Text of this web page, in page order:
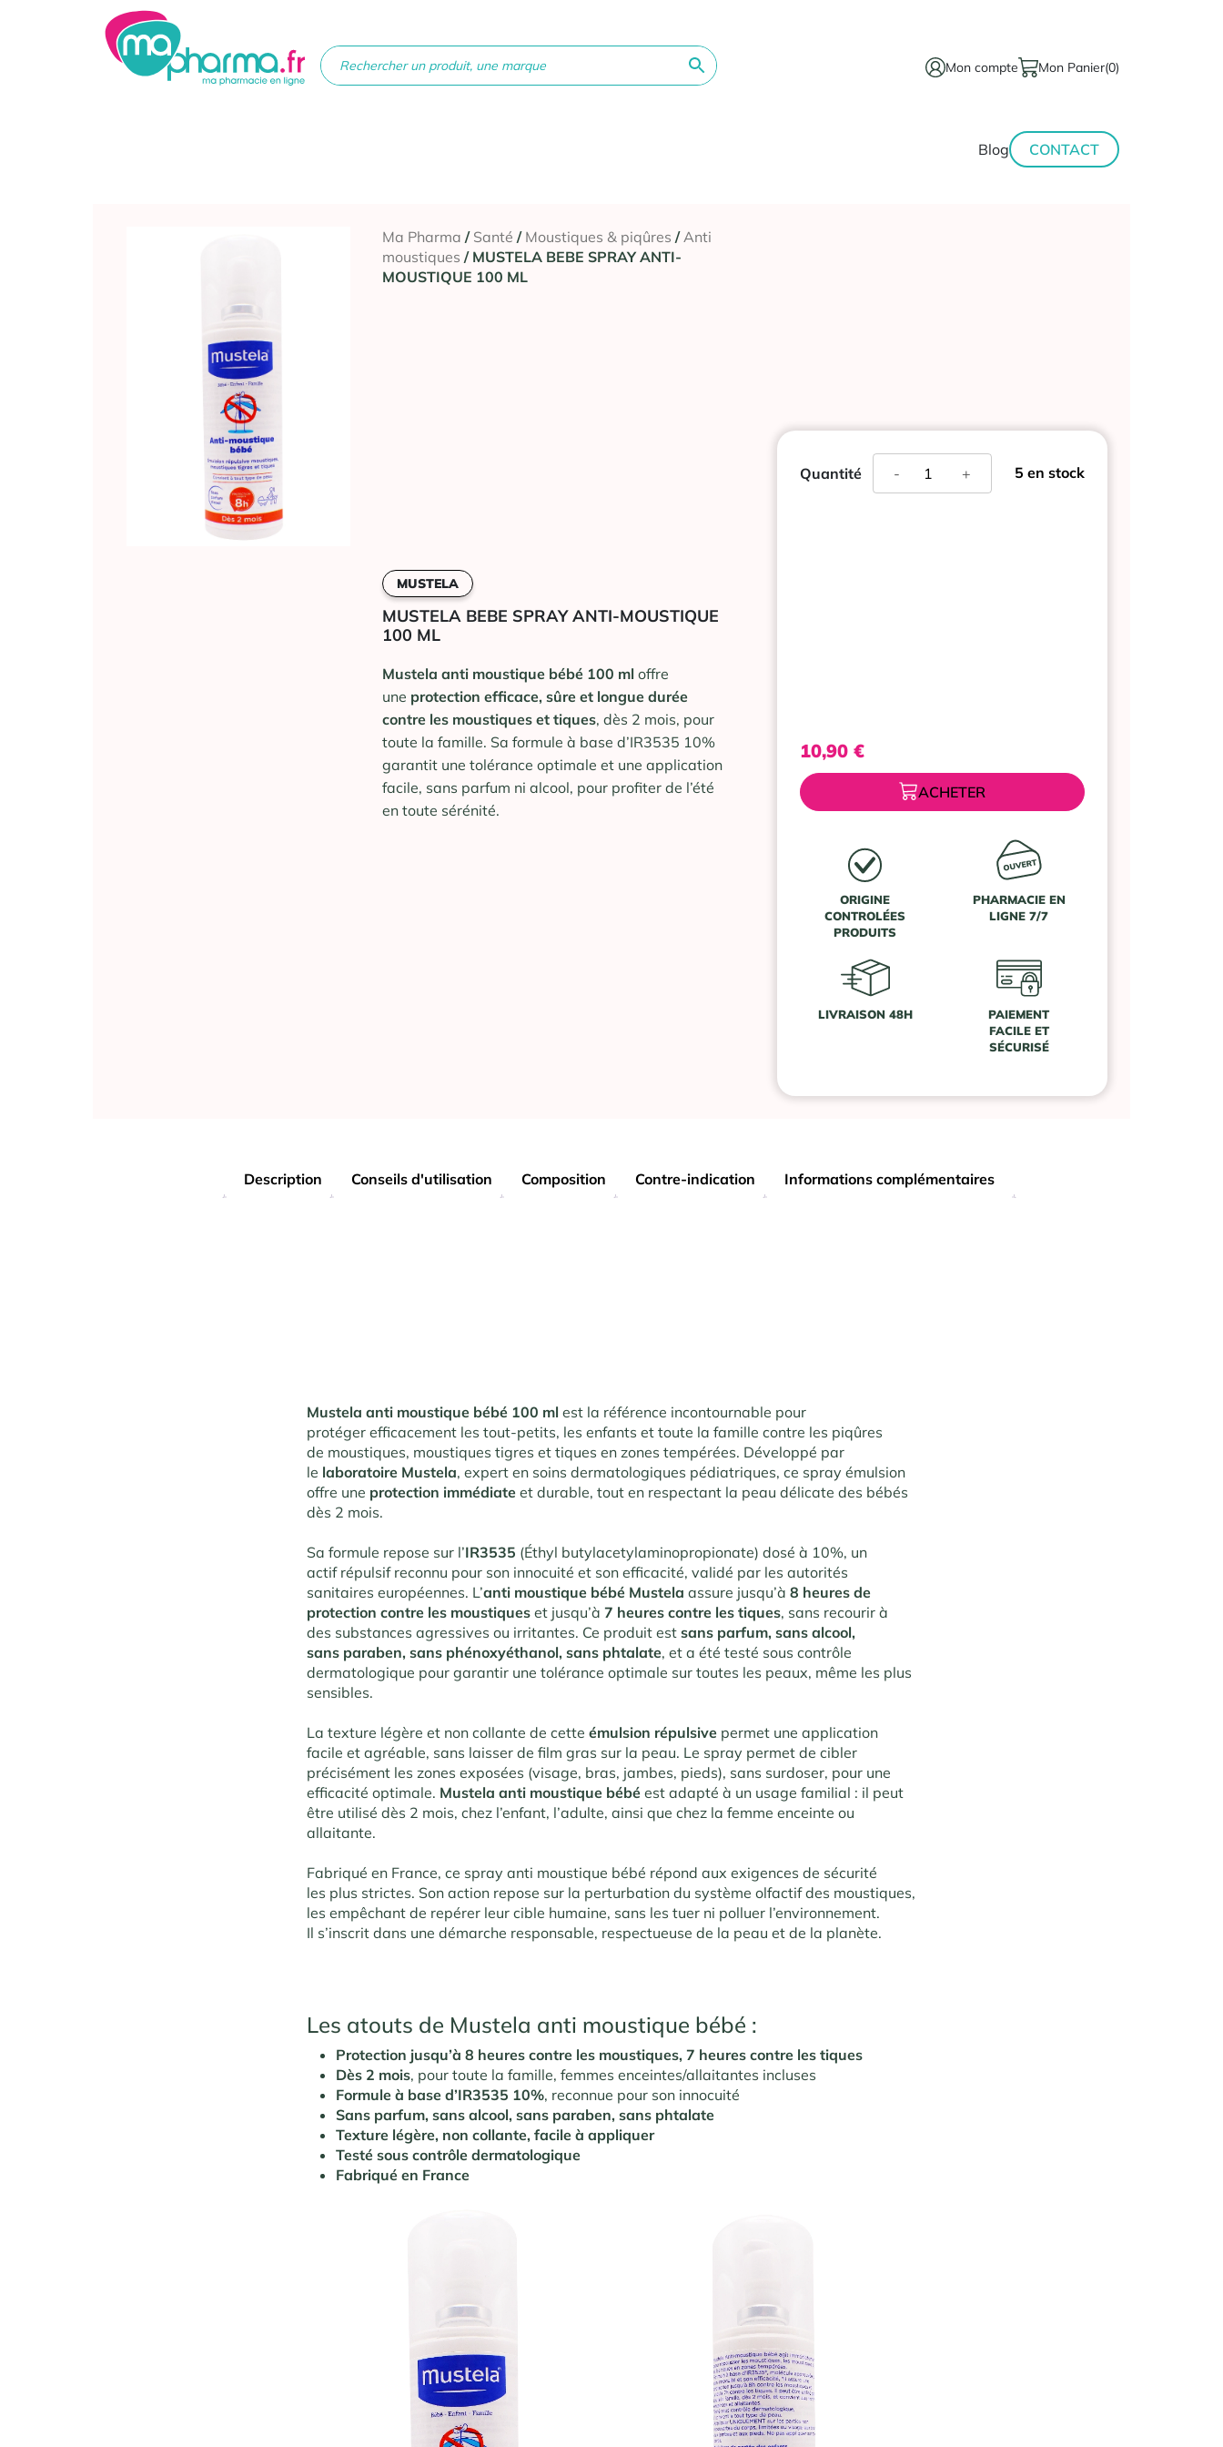
Mon compte Mon Panier(0)
Blog CONTACT
Ma Pharma / Santé / Moustiques & piqûres /Anti
moustiques / MUSTELA BEBE SPRAY ANTI-
MOUSTIQUE 100 ML
MUSTELA
MUSTELA BEBE SPRAY ANTI-MOUSTIQUE
100 ML
Mustela anti moustique bébé 100 ml offre
une protection efficace, sûre et longue durée
contre les moustiques et tiques, dès 2 mois, pour
toute la famille. Sa formule à base d’IR3535 10%
garantit une tolérance optimale et une application
facile, sans parfum ni alcool, pour profiter de l’été
en toute sérénité.
5 en stock
Quantité +
quantité
-
10,90 €
ACHETER
ORIGINE
CONTROLÉES
PRODUITS
PHARMACIE EN
LIGNE 7/7
LIVRAISON 48H
PAIEMENT
FACILE ET
SÉCURISÉ
Description Conseils d'utilisation Composition Contre-indication Informations complémentaires
Mustela anti moustique bébé 100 ml est la référence incontournable pour
protéger efficacement les tout-petits, les enfants et toute la famille contre les piqûres
de moustiques, moustiques tigres et tiques en zones tempérées. Développé par
le laboratoire Mustela, expert en soins dermatologiques pédiatriques, ce spray émulsion
offre une protection immédiate et durable, tout en respectant la peau délicate des bébés
dès 2 mois.
Sa formule repose sur l’IR3535 (Éthyl butylacetylaminopropionate) dosé à 10%, un
actif répulsif reconnu pour son innocuité et son efficacité, validé par les autorités
sanitaires européennes. L’anti moustique bébé Mustela assure jusqu’à8 heures de
protection contre les moustiques et jusqu’à7 heures contre les tiques, sans recourir à
des substances agressives ou irritantes. Ce produit estsans parfum, sans alcool,
sans paraben, sans phénoxyéthanol, sans phtalate, et a été testé sous contrôle
dermatologique pour garantir une tolérance optimale sur toutes les peaux, même les plus
sensibles.
La texture légère et non collante de cetteémulsion répulsive permet une application
facile et agréable, sans laisser de film gras sur la peau. Le spray permet de cibler
précisément les zones exposées (visage, bras, jambes, pieds), sans surdoser, pour une
efficacité optimale. Mustela anti moustique bébé est adapté à un usage familial : il peut
être utilisé dès 2 mois, chez l’enfant, l’adulte, ainsi que chez la femme enceinte ou
allaitante.
Fabriqué en France, ce spray anti moustique bébé répond aux exigences de sécurité
les plus strictes. Son action repose sur la perturbation du système olfactif des moustiques,
les empêchant de repérer leur cible humaine, sans les tuer ni polluer l’environnement.
Il s’inscrit dans une démarche responsable, respectueuse de la peau et de la planète.
Les atouts de Mustela anti moustique bébé :
Protection jusqu’à 8 heures contre les moustiques, 7 heures contre les tiques
Dès 2 mois, pour toute la famille, femmes enceintes/allaitantes incluses
Formule à base d’IR3535 10%, reconnue pour son innocuité
Sans parfum, sans alcool, sans paraben, sans phtalate
Texture légère, non collante, facile à appliquer
Testé sous contrôle dermatologique
Fabriqué en France